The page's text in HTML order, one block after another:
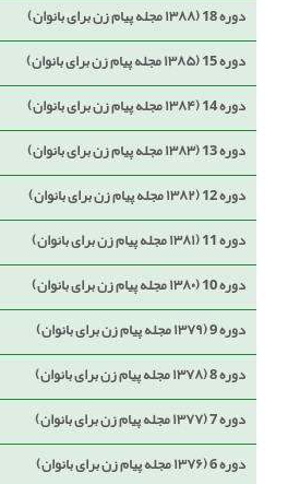
دوره 18 (۱۳۸۸ مجله پیام زن برای بانوان)
دوره 15 (۱۳۸۵ مجله پیام زن برای بانوان)
دوره 14 (۱۳۸۴ مجله پیام زن برای بانوان)
دوره 13 (۱۳۸۳ مجله پیام زن برای بانوان)
دوره 12 (۱۳۸۲ مجله پیام زن برای بانوان)
دوره 11 (۱۳۸۱ مجله پیام زن برای بانوان)
دوره 10 (۱۳۸۰ مجله پیام زن برای بانوان)
دوره 9 (۱۳۷۹ مجله پیام زن برای بانوان)
دوره 8 (۱۳۷۸ مجله پیام زن برای بانوان)
دوره 7 (۱۳۷۷ مجله پیام زن برای بانوان)
دوره 6 (۱۳۷۶ مجله پیام زن برای بانوان)